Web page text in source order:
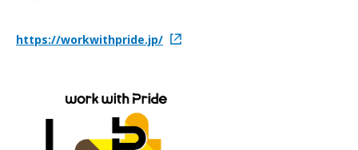
https://workwithpride.jp/